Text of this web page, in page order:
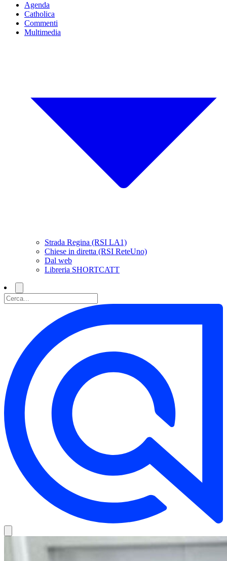
Agenda
Catholica
Commenti
Multimedia
Strada Regina (RSI LA1)
Chiese in diretta (RSI ReteUno)
Dal web
Libreria SHORTCATT